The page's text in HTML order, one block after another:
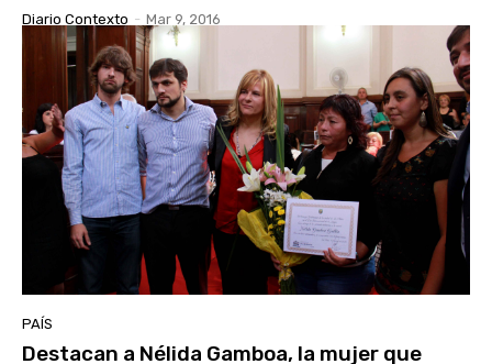
Diario Contexto - Mar 9, 2016
PAÍS
Destacan a Nélida Gamboa, la mujer que